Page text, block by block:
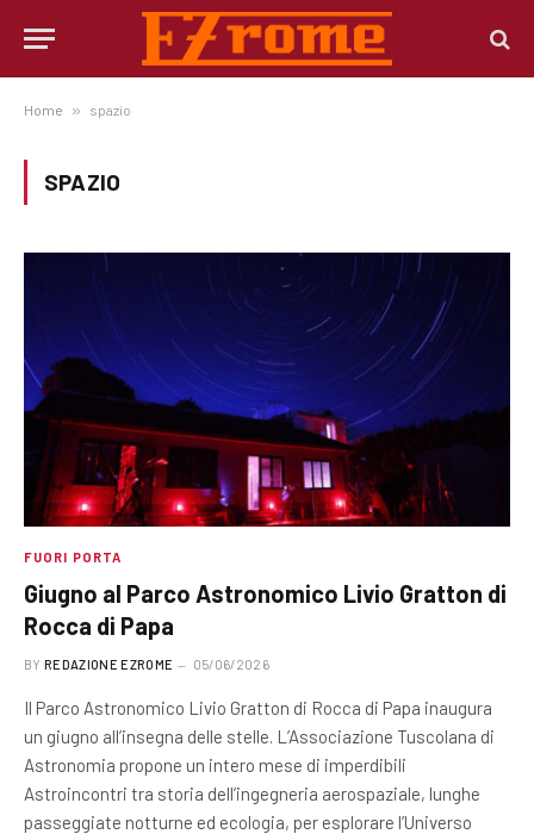
Home » spazio
SPAZIO
FUORI PORTA
Giugno al Parco Astronomico Livio Gratton di
Rocca di Papa
BY REDAZIONE EZROME 05/06/2026
Il Parco Astronomico Livio Gratton di Rocca di Papa inaugura
un giugno all’insegna delle stelle. L’Associazione Tuscolana di
Astronomia propone un intero mese di imperdibili
Astroincontri tra storia dell’ingegneria aerospaziale, lunghe
passeggiate notturne ed ecologia, per esplorare l’Universo